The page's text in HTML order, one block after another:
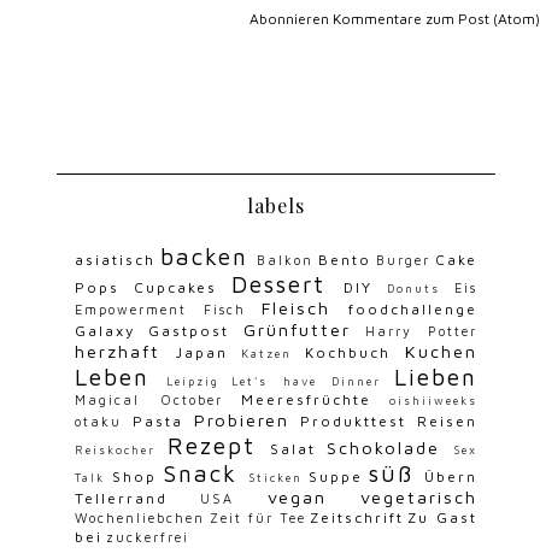
Abonnieren Kommentare zum Post (Atom)
labels
asiatisch backen Balkon Bento Burger Cake
Pops
Cupcakes Dessert DIY Donuts
Eis
Empowerment
Fisch Fleisch
foodchallenge
Galaxy
Gastpost Grünfutter Harry Potter
herzhaft Japan Katzen Kochbuch Kuchen
Leben Leipzig Let's have Dinner Lieben
Magical October Meeresfrüchte oishiiweeks
otaku Pasta Probieren Produkttest Reisen
Reiskocher Rezept Salat Schokolade Sex
Talk Shop Snack Sticken Suppe süß
Übern
Tellerrand
USA vegan vegetarisch
Wochenliebchen Zeit für Tee Zeitschrift Zu Gast
bei zuckerfrei